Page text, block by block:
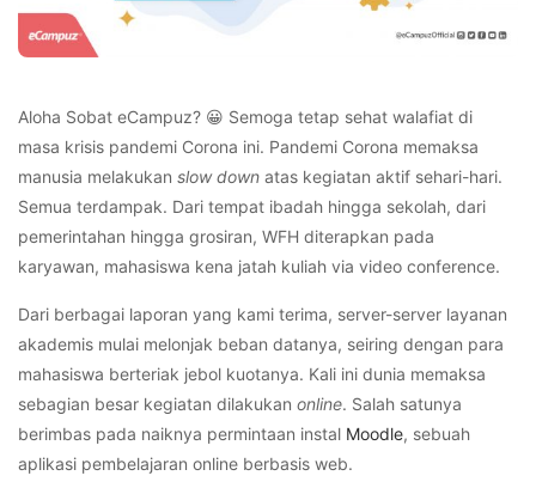
Aloha Sobat eCampuz? 😀 Semoga tetap sehat walafiat di
masa krisis pandemi Corona ini. Pandemi Corona memaksa
manusia melakukan slow down atas kegiatan aktif sehari-hari.
Semua terdampak. Dari tempat ibadah hingga sekolah, dari
pemerintahan hingga grosiran, WFH diterapkan pada
karyawan, mahasiswa kena jatah kuliah via video conference.
Dari berbagai laporan yang kami terima, server-server layanan
akademis mulai melonjak beban datanya, seiring dengan para
mahasiswa berteriak jebol kuotanya. Kali ini dunia memaksa
sebagian besar kegiatan dilakukan online. Salah satunya
berimbas pada naiknya permintaan instal Moodle, sebuah
aplikasi pembelajaran online berbasis web.